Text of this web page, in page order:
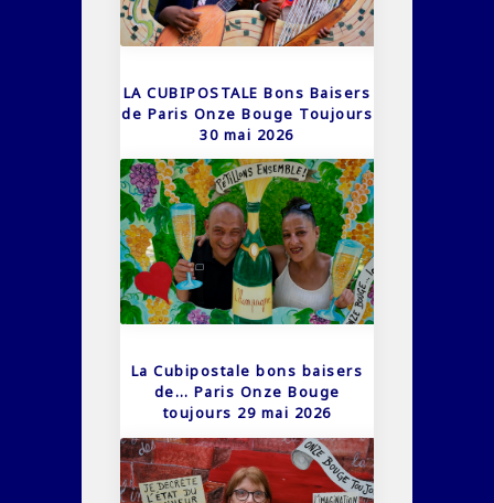
LA CUBIPOSTALE Bons Baisers
de Paris Onze Bouge Toujours
30 mai 2026
La Cubipostale bons baisers
de… Paris Onze Bouge
toujours 29 mai 2026